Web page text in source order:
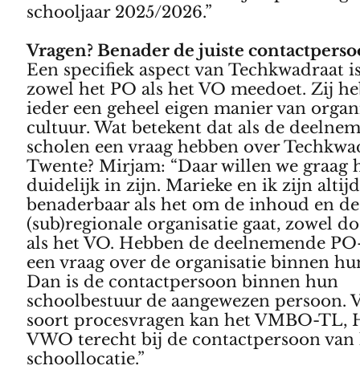
schooljaar 2025/2026.”
Vragen? Benader de juiste
Een specifiek aspect van Techkwadraat
zowel het PO als het VO meedoet. Zij
ieder een geheel eigen manier van
cultuur. Wat betekent dat als de
scholen een vraag hebben over
Twente? Mirjam: “Daar willen we graag
duidelijk in zijn. Marieke en ik zijn altijd
benaderbaar als het om de inhoud en de
(sub)regionale organisatie gaat, zowel
als het VO. Hebben de deelnemende
een vraag over de organisatie binnen
Dan is de contactpersoon binnen hun
schoolbestuur de aangewezen persoon.
soort procesvragen kan het VMBO-TL,
VWO terecht bij de contactpersoon van
schoollocatie.”